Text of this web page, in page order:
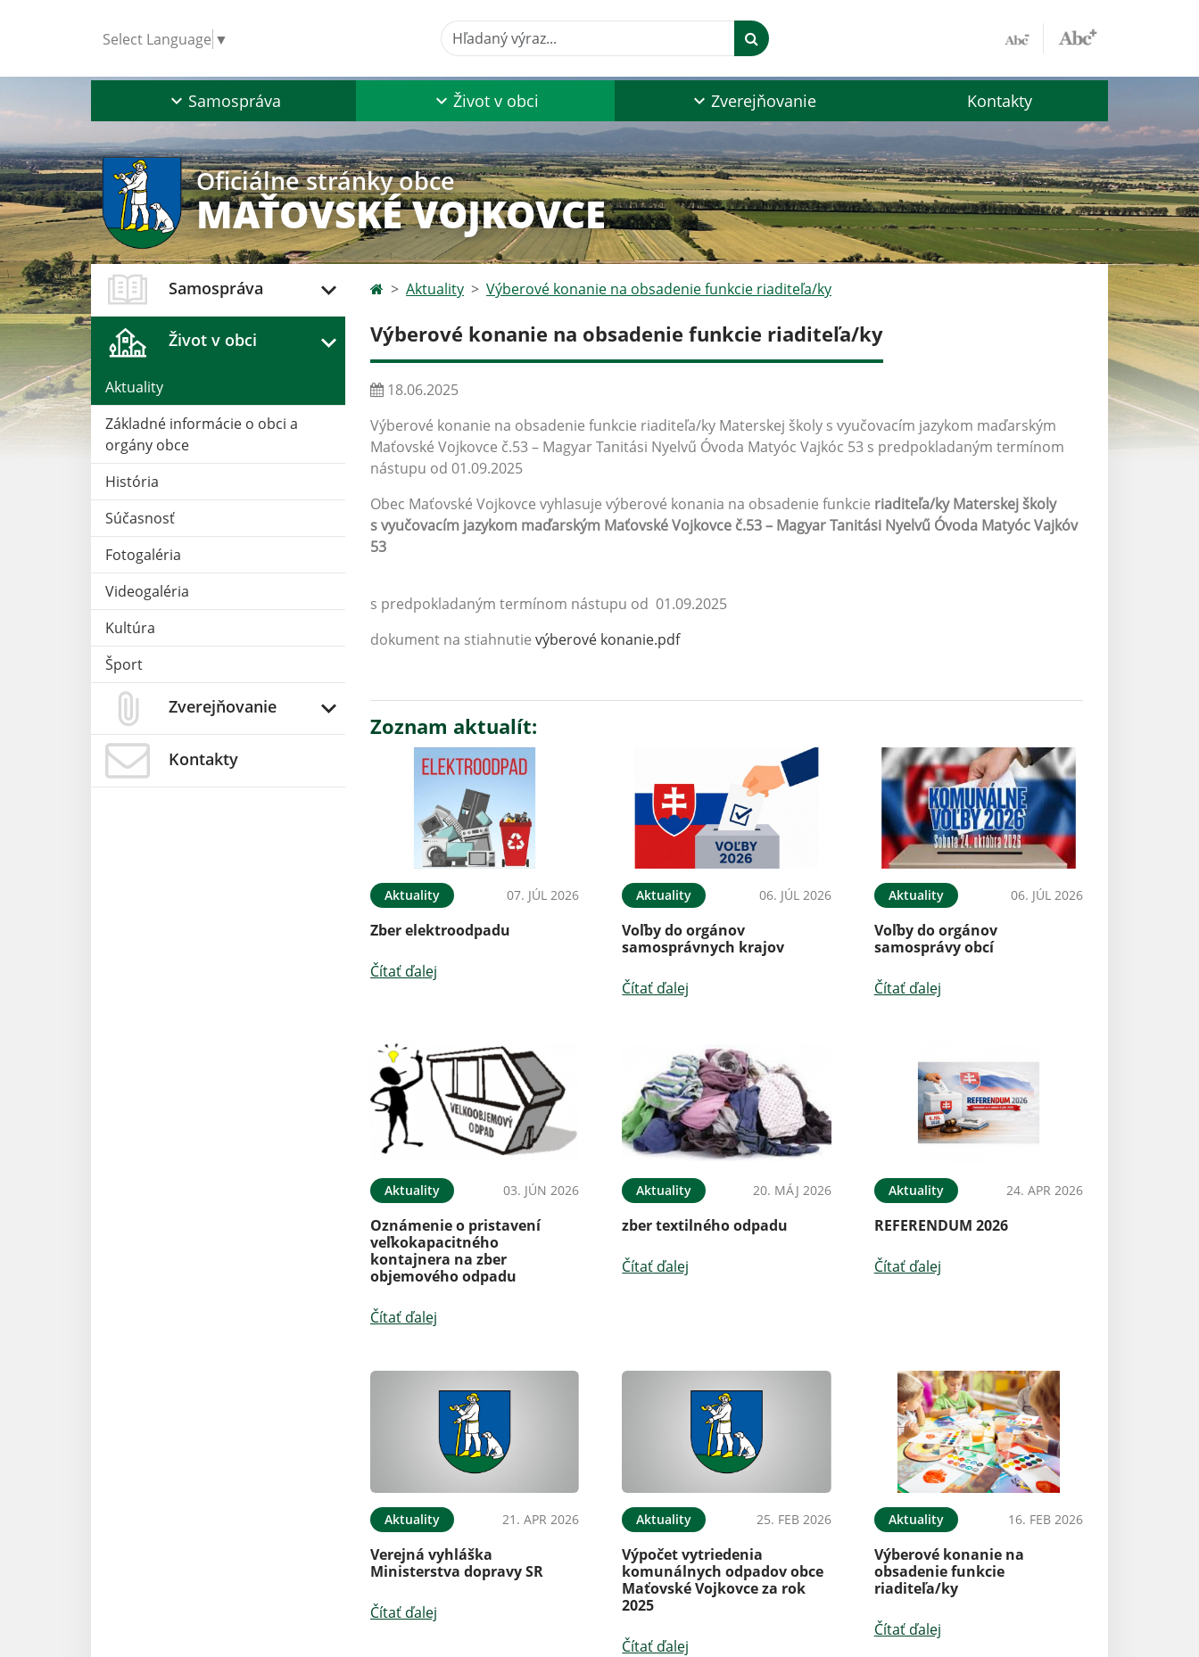
Select Language ▼ Hľadaný výraz...
Samospráva Život v obci Zverejňovanie Kontakty
Oficiálne stránky obce
MAŤOVSKÉ VOJKOVCE
Samospráva
Život v obci
Aktuality
Základné informácie o obci a
orgány obce
História
Súčasnosť
Fotogaléria
Videogaléria
Kultúra
Šport
Zverejňovanie
Kontakty
Aktuality Výberové konanie na obsadenie funkcie riaditeľa/ky
Výberové konanie na obsadenie funkcie riaditeľa/ky
18.06.2025
Výberové konanie na obsadenie funkcie riaditeľa/ky Materskej školy s vyučovacím jazykom maďarským
Maťovské Vojkovce č.53 – Magyar Tanitási Nyelvű Óvoda Matyóc Vajkóc 53 s predpokladaným termínom
nástupu od 01.09.2025
Obec Maťovské Vojkovce vyhlasuje výberové konania na obsadenie funkcie riaditeľa/ky Materskej školy
s vyučovacím jazykom maďarským Maťovské Vojkovce č.53 – Magyar Tanitási Nyelvű Óvoda Matyóc Vajkóv
53
s predpokladaným termínom nástupu od 01.09.2025
dokument na stiahnutie výberové konanie.pdf
Zoznam aktualít:
Aktuality 07. JÚL 2026
Zber elektroodpadu
Čítať ďalej
Aktuality 06. JÚL 2026
Voľby do orgánov
samosprávnych krajov
Čítať ďalej
Aktuality 06. JÚL 2026
Voľby do orgánov
samosprávy obcí
Čítať ďalej
Aktuality 03. JÚN 2026
Oznámenie o pristavení
veľkokapacitného
kontajnera na zber
objemového odpadu
Čítať ďalej
Aktuality 20. MÁJ 2026
zber textilného odpadu
Čítať ďalej
Aktuality 24. APR 2026
REFERENDUM 2026
Čítať ďalej
Aktuality 21. APR 2026
Verejná vyhláška
Ministerstva dopravy SR
Čítať ďalej
Aktuality 25. FEB 2026
Výpočet vytriedenia
komunálnych odpadov obce
Maťovské Vojkovce za rok
2025
Čítať ďalej
Aktuality 16. FEB 2026
Výberové konanie na
obsadenie funkcie
riaditeľa/ky
Čítať ďalej